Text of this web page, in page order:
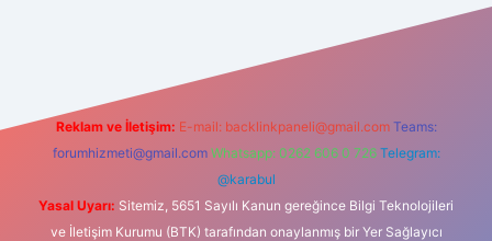
Reklam ve İletişim: E-mail: backlinkpaneli@gmail.com Teams:
forumhizmeti@gmail.com Whatsapp: 0262 606 0 726 Telegram:
@karabul
Yasal Uyarı: Sitemiz, 5651 Sayılı Kanun gereğince Bilgi Teknolojileri
ve İletişim Kurumu (BTK) tarafından onaylanmış bir Yer Sağlayıcı